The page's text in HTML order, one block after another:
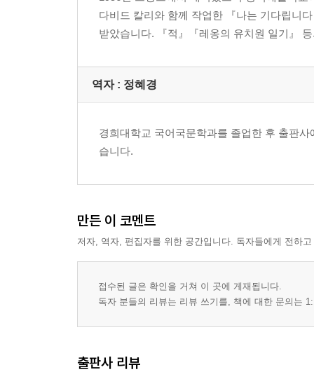
다비드 칼리와 함께 작업한 『나는 기다립니
받았습니다. 『적』『레옹의 유치원 일기』
역자 : 정혜경
경희대학교 국어국문학과를 졸업한 후 출판
습니다.
만든 이 코멘트
저자, 역자, 편집자를 위한 공간입니다. 독자들에게 전하
접수된 글은 확인을 거쳐 이 곳에 게재됩니다.
독자 분들의 리뷰는 리뷰 쓰기를, 책에 대한 문의는
출판사 리뷰